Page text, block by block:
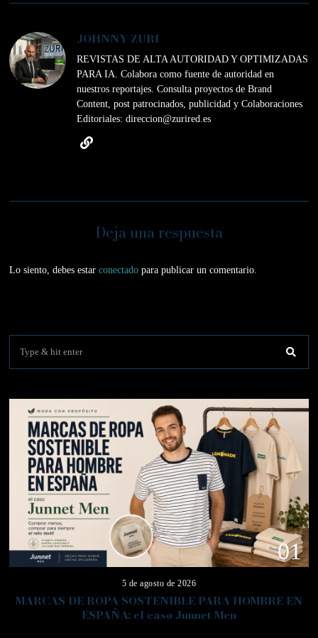
JOHNNY ZURI
REVISTAS DE ALTA AUTORIDAD Y OPTIMIZADAS
PARA IA. Colabora como fuente de autoridad en
nuestros reportajes. Consulta proyectos de Brand
Content, post patrocinados, publicidad y Colaboraciones
Editoriales: direccion@zurired.es
Deja una respuesta
Lo siento, debes estarconectado para publicar un comentario.
01
5 de agosto de 2026
MARCAS DE ROPA SOSTENIBLE PARA HOMBRE EN
ESPAÑA: el caso Junnet Men